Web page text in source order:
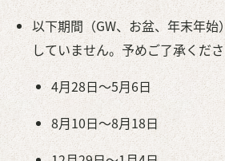
以下期間（GW、お盆、年末年始
していません。予めご了承くだ
4月28日～5月6日
8月10日～8月18日